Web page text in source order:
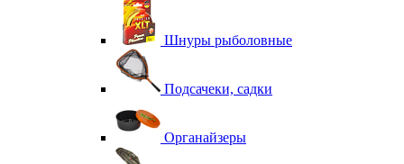
Шнуры рыболовные
Подсачеки, садки
Органайзеры